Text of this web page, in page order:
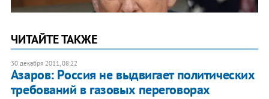
ЧИТАЙТЕ ТАКЖЕ
30 декабря 2011, 08:22
Азаров: Россия не выдвигает политических
требований в газовых переговорах